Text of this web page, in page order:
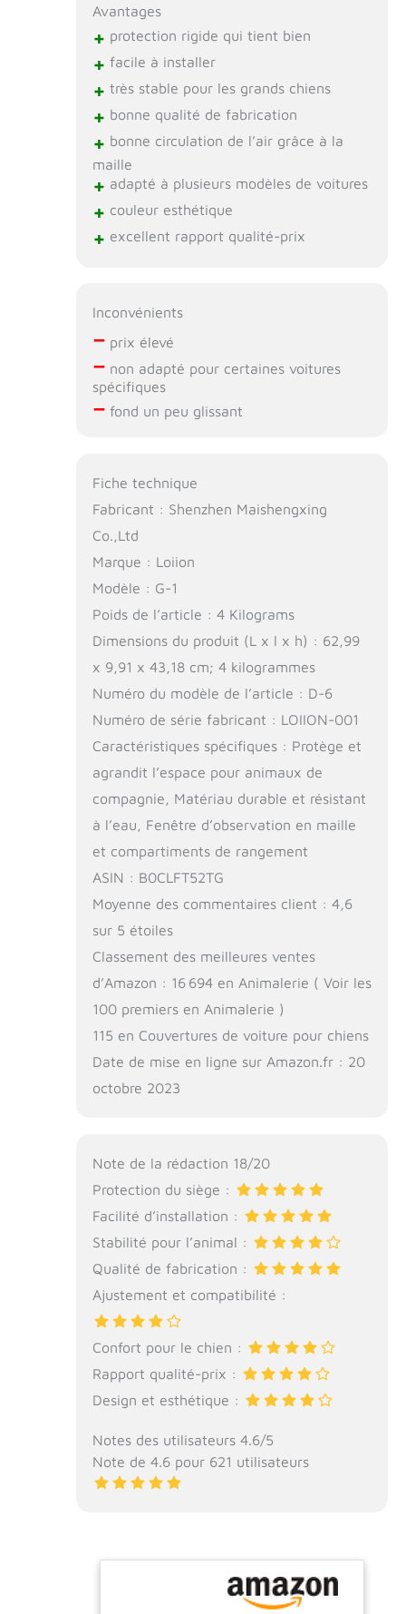
l'appui-tête de la
dans le siège. Notre
tapis peut être plié
pour le rangement
et est livré avec une
rangement, ce qui
facilite le transport
lors des sorties à
l'extérieur.
Avantages
+ protection rigide qui tient bien
+ facile à installer
+ très stable pour les grands chiens
+ bonne qualité de fabrication
+ bonne circulation de l’air grâce à la
maille
+ adapté à plusieurs modèles de voitures
+ couleur esthétique
+ excellent rapport qualité-prix
Inconvénients
–prix élevé
–non adapté pour certaines voitures
spécifiques
–fond un peu glissant
Fiche technique
Fabricant : Shenzhen Maishengxing
Co.,Ltd
Marque : Loiion
Modèle : G-1
Poids de l’article : 4 Kilograms
Dimensions du produit (L x l x h) : 62,99
x 9,91 x 43,18 cm; 4 kilogrammes
Numéro du modèle de l’article : D-6
Numéro de série fabricant : LOIION-001
Caractéristiques spécifiques : Protège et
agrandit l’espace pour animaux de
compagnie, Matériau durable et résistant
à l’eau, Fenêtre d’observation en maille
et compartiments de rangement
ASIN : B0CLFT52TG
Moyenne des commentaires client : 4,6
sur 5 étoiles
Classement des meilleures ventes
d’Amazon : 16 694 en Animalerie ( Voir les
100 premiers en Animalerie )
115 en Couvertures de voiture pour chiens
Date de mise en ligne sur Amazon.fr : 20
octobre 2023
Note de la rédaction 18/20
Protection du siège :
Facilité d’installation :
Stabilité pour l’animal :
Qualité de fabrication :
Ajustement et compatibilité :
Confort pour le chien :
Rapport qualité-prix :
Design et esthétique :
Notes des utilisateurs 4.6/5
Note de 4.6 pour 621 utilisateurs